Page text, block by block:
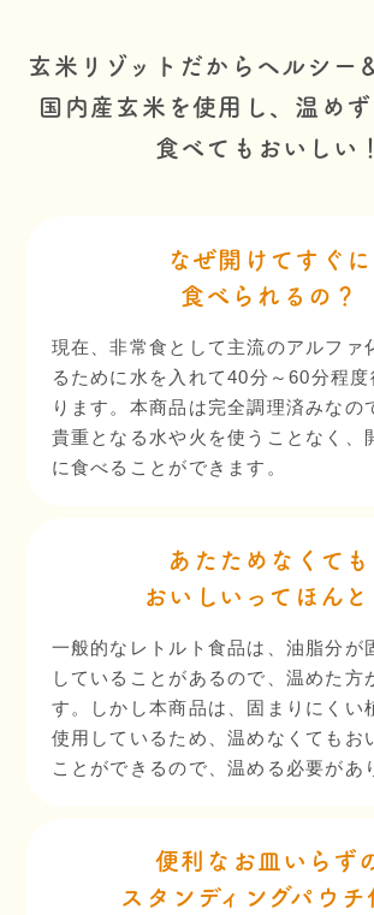
玄米リゾットだからヘルシー
国内産玄米を使用し、温めず
食べてもおいしい！
なぜ開けてすぐに
食べられるの？
現在、非常食として主流のアルファ
るために水を入れて40分～60分程
ります。本商品は完全調理済みなの
貴重となる水や火を使うことなく、
に食べることができます。
あたためなくても
おいしいってほんと
一般的なレトルト食品は、油脂分が
していることがあるので、温めた方
す。しかし本商品は、固まりにくい
使用しているため、温めなくてもお
ことができるので、温める必要があ
便利なお皿いらず
スタンディングパウチ